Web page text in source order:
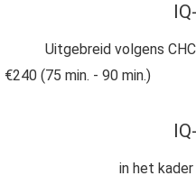
Uitgebreid volgens
€240 (75 min. - 90 min.)
in het